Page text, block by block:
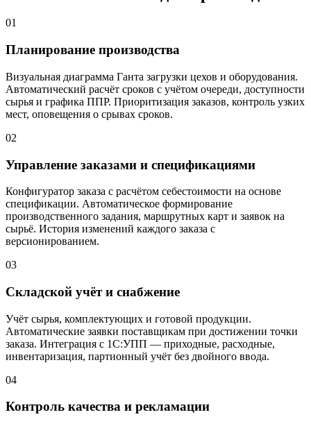
01
Планирование производства
Визуальная диаграмма Ганта загрузки цехов и оборудования.
Автоматический расчёт сроков с учётом очереди, доступности
сырья и графика ППР. Приоритизация заказов, контроль узких
мест, оповещения о срывах сроков.
02
Управление заказами и спецификациями
Конфигуратор заказа с расчётом себестоимости на основе
спецификации. Автоматическое формирование
производственного задания, маршрутных карт и заявок на
сырьё. История изменений каждого заказа с
версионированием.
03
Складской учёт и снабжение
Учёт сырья, комплектующих и готовой продукции.
Автоматические заявки поставщикам при достижении точки
заказа. Интеграция с 1С:УПП — приходные, расходные,
инвентаризация, партионный учёт без двойного ввода.
04
Контроль качества и рекламации